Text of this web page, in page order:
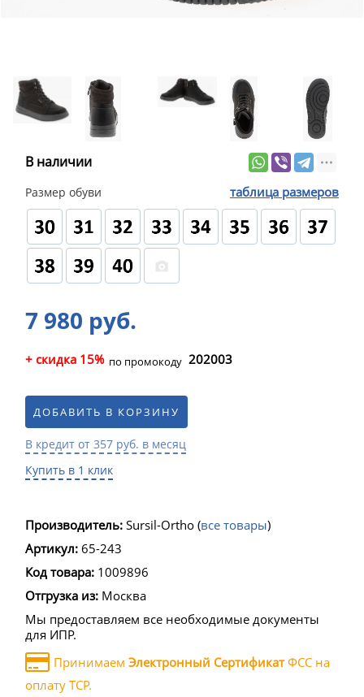
В наличии
Размер обуви таблица размеров
7 980 руб.
+ скидка 15% по промокоду 202003
ДОБАВИТЬ В КОРЗИНУ
В кредит от 357 руб. в месяц
Купить в 1 клик
Производитель: Sursil-Ortho (все товары)
Артикул: 65-243
Код товара: 1009896
Отгрузка из: Москва
Мы предоставляем все необходимые документы
для ИПР.
Принимаем Электронный СертификатФСС на
оплату ТСР.